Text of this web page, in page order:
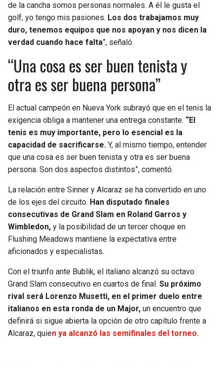
FALCONS
PANTHERS
BUCCANEERS
TRAIL BLAZERS
JAZZ
de la cancha somos personas normales. A él le gusta el
golf, yo tengo mis pasiones. Los dos trabajamos muy
duro, tenemos equipos que nos apoyan y nos dicen la
verdad cuando hace falta”, señaló.
“Una cosa es ser buen tenista y
otra es ser buena persona”
El actual campeón en Nueva York subrayó que en el tenis la
exigencia obliga a mantener una entrega constante. “El
tenis es muy importante, pero lo esencial es la
capacidad de sacrificarse. Y, al mismo tiempo, entender
que una cosa es ser buen tenista y otra es ser buena
persona. Son dos aspectos distintos”, comentó.
La relación entre Sinner y Alcaraz se ha convertido en uno
de los ejes del circuito. Han disputado finales
consecutivas de Grand Slam en Roland Garros y
Wimbledon, y la posibilidad de un tercer choque en
Flushing Meadows mantiene la expectativa entre
aficionados y especialistas.
Con el triunfo ante Bublik, el italiano alcanzó su octavo
Grand Slam consecutivo en cuartos de final. Su próximo
rival será Lorenzo Musetti, en el primer duelo entre
italianos en esta ronda de un Major, un encuentro que
definirá si sigue abierta la opción de otro capítulo frente a
Alcaraz, quien ya alcanzó las semifinales del torneo.